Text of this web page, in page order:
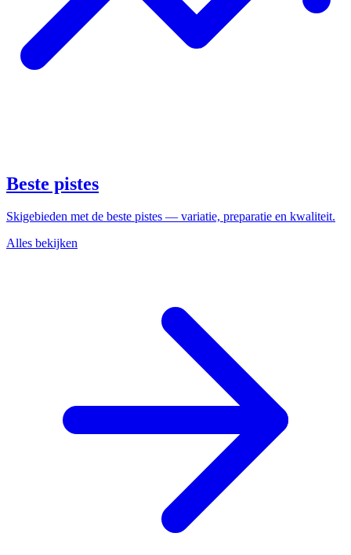
Beste pistes
Skigebieden met de beste pistes — variatie, preparatie en kwaliteit.
Alles bekijken